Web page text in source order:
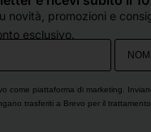
novità, promozioni e
esclusivo.
come piattaforma di marketing.
trasferiti a Brevo per il